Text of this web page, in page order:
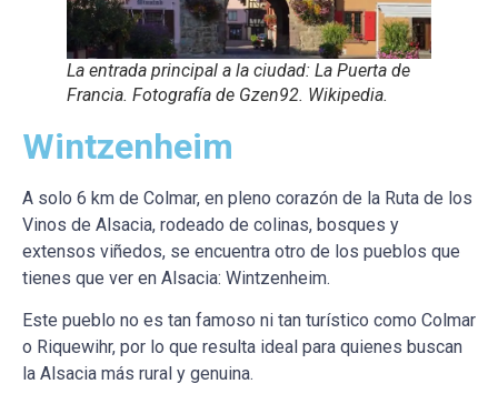
La entrada principal a la ciudad: La Puerta de
Francia. Fotografía de Gzen92. Wikipedia.
Wintzenheim
A solo 6 km de Colmar, en pleno corazón de la Ruta de los
Vinos de Alsacia, rodeado de colinas, bosques y
extensos viñedos, se encuentra otro de los pueblos que
tienes que ver en Alsacia: Wintzenheim.
Este pueblo no es tan famoso ni tan turístico como Colmar
o Riquewihr, por lo que resulta ideal para quienes buscan
la Alsacia más rural y genuina.